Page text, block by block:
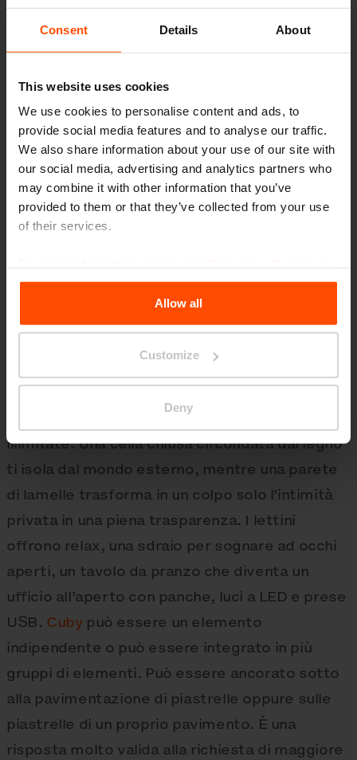
Consent Details About
This website uses cookies
We use cookies to personalise content and ads, to
provide social media features and to analyse our traffic.
We also share information about your use of our site with
our social media, advertising and analytics partners who
may combine it with other information that you’ve
provided to them or that they’ve collected from your use
of their services.
the Processing Personal Data.
Allow all
Customize
Deny
Dove c’è Cuby, c’è casa.
„Vogliamo vivere all’aperto. Questo è il nostro
motto e il significato di questa creazione“
cubica resa spaziosa per un uso più versatile in
qualsiasi ambiente. Il telaio resistente e solido
è la base per metamorfosi camaleontiche quasi
illimitate. Una cella chiusa circondata dal legno
ti isola dal mondo esterno, mentre una parete
di lamelle trasforma in un colpo solo l’intimità
privata in una piena trasparenza. I lettini
offrono relax, una sdraio per sognare ad occhi
aperti, un tavolo da pranzo che diventa un
ufficio all’aperto con panche, luci a LED e prese
USB. Cuby può essere un elemento
indipendente o può essere integrato in più
gruppi di elementi. Può essere ancorato sotto
alla pavimentazione di piastrelle oppure sulle
piastrelle di un proprio pavimento. È una
risposta molto valida alla richiesta di maggiore